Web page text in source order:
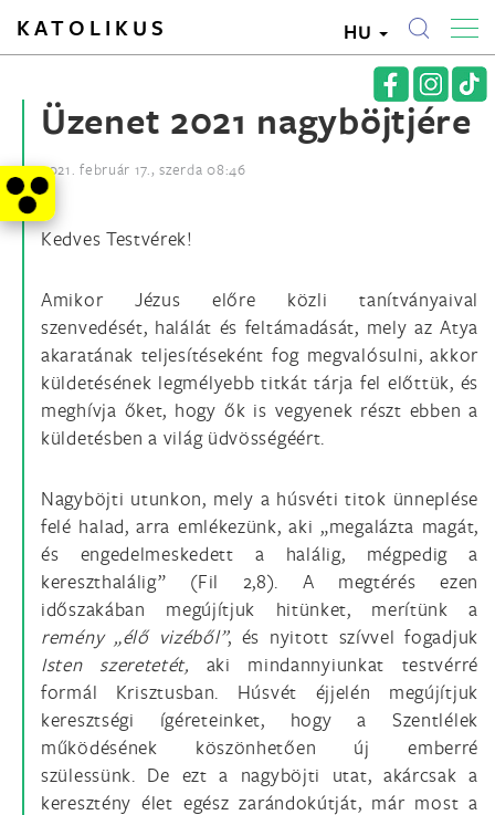
KATOLIKUS HU
Üzenet 2021 nagyböjtjére
2021. február 17., szerda 08:46
Kedves Testvérek!
Amikor Jézus előre közli tanítványaival
szenvedését, halálát és feltámadását, mely az Atya
akaratának teljesítéseként fog megvalósulni, akkor
küldetésének legmélyebb titkát tárja fel előttük, és
meghívja őket, hogy ők is vegyenek részt ebben a
küldetésben a világ üdvösségéért.
Nagyböjti utunkon, mely a húsvéti titok ünneplése
felé halad, arra emlékezünk, aki „megalázta magát,
és engedelmeskedett a halálig, mégpedig a
kereszthalálig” (Fil 2,8). A megtérés ezen
időszakában megújítjuk hitünket, merítünk a
remény „élő vizéből”, és nyitott szívvel fogadjuk
Isten szeretetét, aki mindannyiunkat testvérré
formál Krisztusban. Húsvét éjjelén megújítjuk
keresztségi ígéreteinket, hogy a Szentlélek
működésének köszönhetően új emberré
szülessünk. De ezt a nagyböjti utat, akárcsak a
keresztény élet egész zarándokútját, már most a